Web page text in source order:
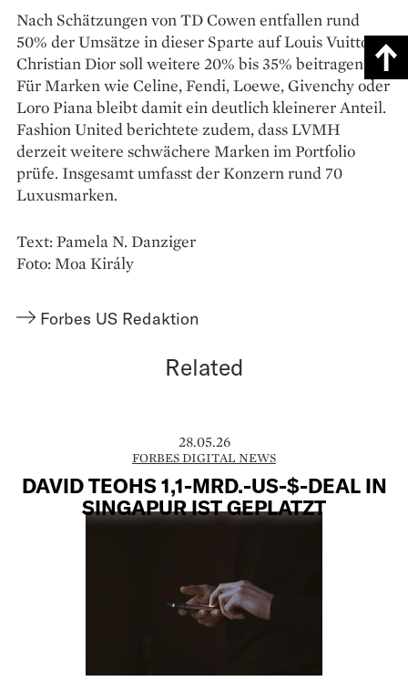
Nach Schätzungen von TD Cowen entfallen rund
50% der Umsätze in dieser Sparte auf Louis Vuitton.
Christian Dior soll weitere 20% bis 35% beitragen.
Für Marken wie Celine, Fendi, Loewe, Givenchy oder
Loro Piana bleibt damit ein deutlich kleinerer Anteil.
Fashion United berichtete zudem, dass LVMH
derzeit weitere schwächere Marken im Portfolio
prüfe. Insgesamt umfasst der Konzern rund 70
Luxusmarken.
Text: Pamela N. Danziger
Foto: Moa Király
Forbes US Redaktion
Related
28.05.26
FORBES DIGITAL NEWS
DAVID TEOHS 1,1-MRD.-US-$-DEAL IN
SINGAPUR IST GEPLATZT